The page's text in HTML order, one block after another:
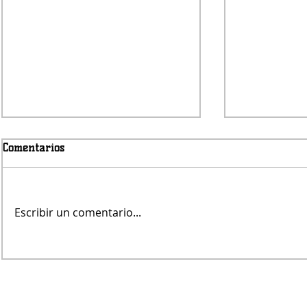
Comentarios
Escribir un comentario...